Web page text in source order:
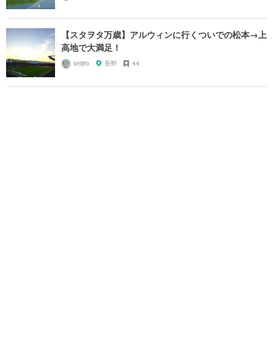
【スタヲタ万歳】アルウィンに行くついでの松本→上
高地で大満足！
seijiro 長野 44